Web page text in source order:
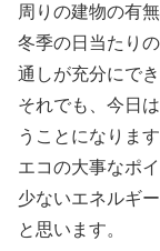
周りの建物の有
冬季の日当たり
通しが充分にで
それでも、今日
うことになりま
エコの大事なポ
少ないエネルギ
と思います。